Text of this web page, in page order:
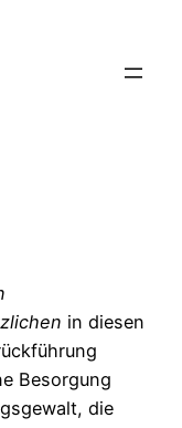
in diesen
Besorgung
die